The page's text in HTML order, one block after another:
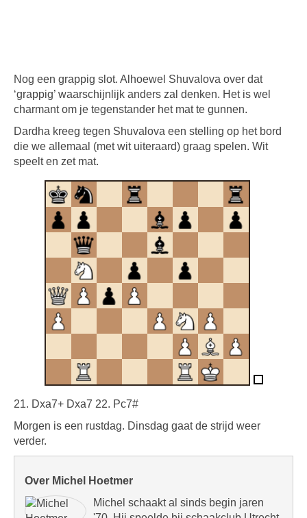
Nog een grappig slot. Alhoewel Shuvalova over dat
‘grappig’ waarschijnlijk anders zal denken. Het is wel
charmant om je tegenstander het mat te gunnen.
Dardha kreeg tegen Shuvalova een stelling op het bord
die we allemaal (met wit uiteraard) graag spelen. Wit
speelt en zet mat.
21. Dxa7+ Dxa7 22. Pc7#
Morgen is een rustdag. Dinsdag gaat de strijd weer
verder.
Over Michel Hoetmer
Michel schaakt al sinds begin jaren